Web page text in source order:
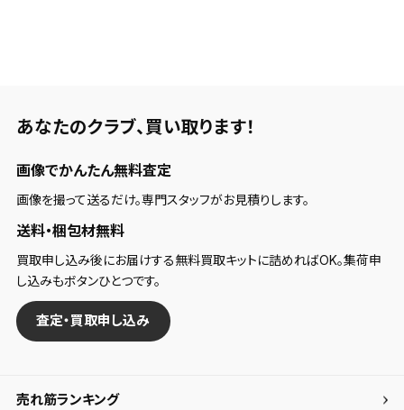
あなたのクラブ、 買い取ります！
画像でかんたん無料査定
画像を撮って送るだけ。専門スタッフがお見積りします。
送料・梱包材無料
買取申し込み後にお届けする無料買取キットに詰めればOK。集荷申
し込みもボタンひとつです。
査定・買取申し込み
売れ筋ランキング